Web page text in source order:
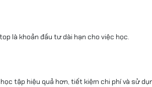
là khoản đầu tư dài hạn cho việc học.
tập hiệu quả hơn, tiết kiệm chi phí và sử